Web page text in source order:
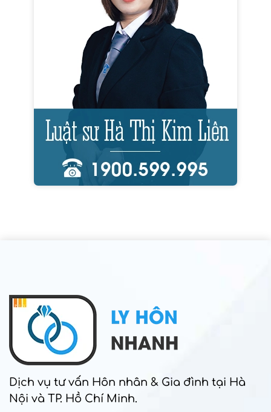
Dịch vụ tư vấn Hôn nhân & Gia đình tại Hà
Nội và TP. Hồ Chí Minh.